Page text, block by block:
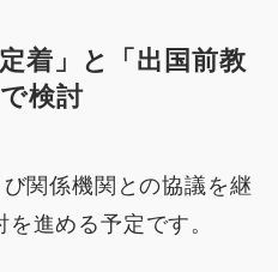
着」と「出国前教
検討
関係機関との協議を継
進める予定です。